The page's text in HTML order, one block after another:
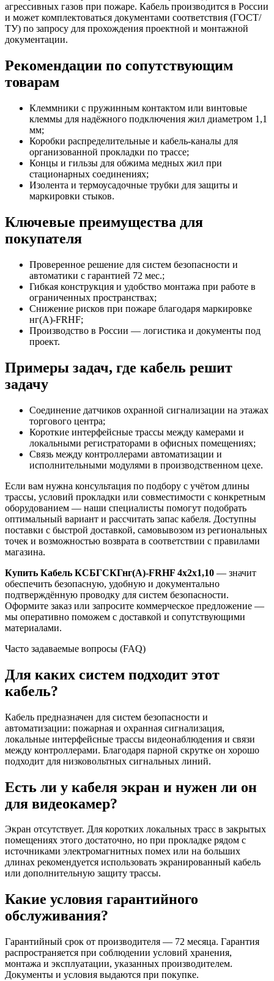
агрессивных газов при пожаре. Кабель производится в России
и может комплектоваться документами соответствия (ГОСТ/
ТУ) по запросу для прохождения проектной и монтажной
документации.
Рекомендации по сопутствующим
товарам
Клеммники с пружинным контактом или винтовые
клеммы для надёжного подключения жил диаметром 1,1
мм;
Коробки распределительные и кабель-каналы для
организованной прокладки по трассе;
Концы и гильзы для обжима медных жил при
стационарных соединениях;
Изолента и термоусадочные трубки для защиты и
маркировки стыков.
Ключевые преимущества для
покупателя
Проверенное решение для систем безопасности и
автоматики с гарантией 72 мес.;
Гибкая конструкция и удобство монтажа при работе в
ограниченных пространствах;
Снижение рисков при пожаре благодаря маркировке
нг(А)-FRHF;
Производство в России — логистика и документы под
проект.
Примеры задач, где кабель решит
задачу
Соединение датчиков охранной сигнализации на этажах
торгового центра;
Короткие интерфейсные трассы между камерами и
локальными регистраторами в офисных помещениях;
Связь между контроллерами автоматизации и
исполнительными модулями в производственном цехе.
Если вам нужна консультация по подбору с учётом длины
трассы, условий прокладки или совместимости с конкретным
оборудованием — наши специалисты помогут подобрать
оптимальный вариант и рассчитать запас кабеля. Доступны
поставки с быстрой доставкой, самовывозом из региональных
точек и возможностью возврата в соответствии с правилами
магазина.
Купить Кабель КСБГСКГнг(А)-FRHF 4х2х1,10 — значит
обеспечить безопасную, удобную и документально
подтверждённую проводку для систем безопасности.
Оформите заказ или запросите коммерческое предложение —
мы оперативно поможем с доставкой и сопутствующими
материалами.
Часто задаваемые вопросы (FAQ)
Для каких систем подходит этот
кабель?
Кабель предназначен для систем безопасности и
автоматизации: пожарная и охранная сигнализация,
локальные интерфейсные трассы видеонаблюдения и связи
между контроллерами. Благодаря парной скрутке он хорошо
подходит для низковольтных сигнальных линий.
Есть ли у кабеля экран и нужен ли он
для видеокамер?
Экран отсутствует. Для коротких локальных трасс в закрытых
помещениях этого достаточно, но при прокладке рядом с
источниками электромагнитных помех или на больших
длинах рекомендуется использовать экранированный кабель
или дополнительную защиту трассы.
Какие условия гарантийного
обслуживания?
Гарантийный срок от производителя — 72 месяца. Гарантия
распространяется при соблюдении условий хранения,
монтажа и эксплуатации, указанных производителем.
Документы и условия выдаются при покупке.